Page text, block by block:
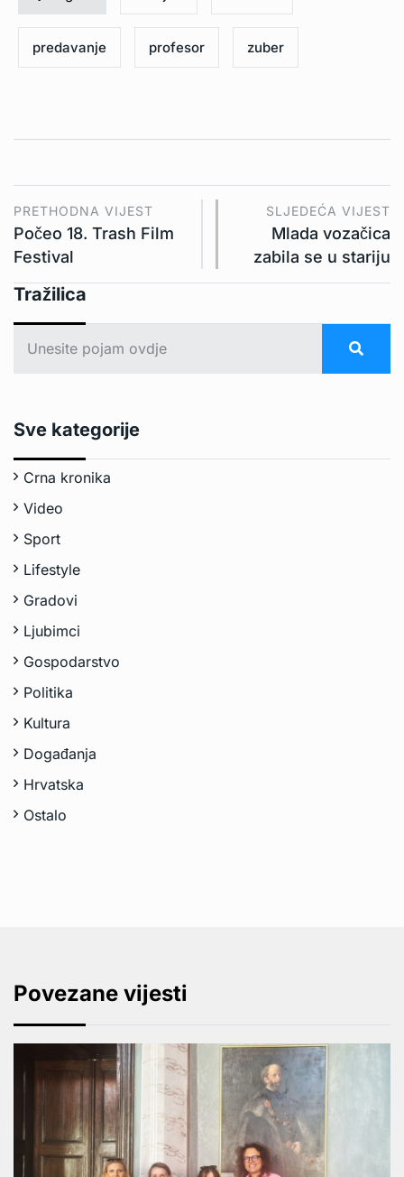
predavanje profesor zuber
PRETHODNA VIJEST
Počeo 18. Trash Film
Festival
SLJEDEĆA VIJEST
Mlada vozačica
zabila se u stariju
Tražilica
Sve kategorije
Crna kronika
Video
Sport
Lifestyle
Gradovi
Ljubimci
Gospodarstvo
Politika
Kultura
Događanja
Hrvatska
Ostalo
Povezane vijesti